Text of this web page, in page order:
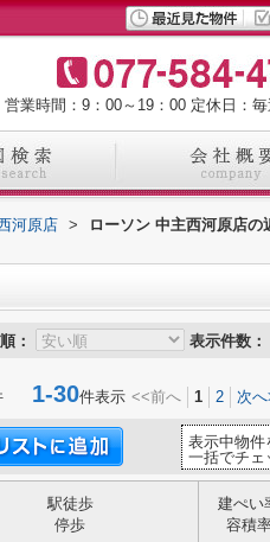
営業時間：9：00～19：00 定休日：
河原店 >
ローソン 中主西河原店の
： 表示件数：
1-30件表示 <<前へ 1 2 次
表示中物件
一括でチェ
駅徒歩
停歩
建ぺい
容積